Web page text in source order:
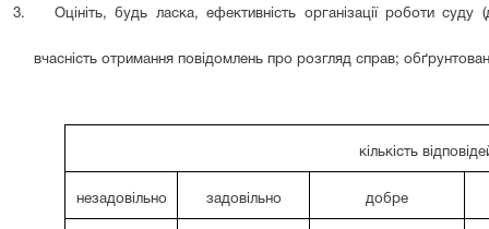
3. Оцініть, будь ласка, ефективність організації роботи
вчасність отримання повідомлень про розгляд справ;
кількість
незадовільно задовільно добре